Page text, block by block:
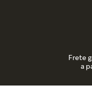
Frete
a